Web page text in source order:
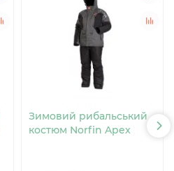
Зимовий рибальський
костюм Norfin Apex